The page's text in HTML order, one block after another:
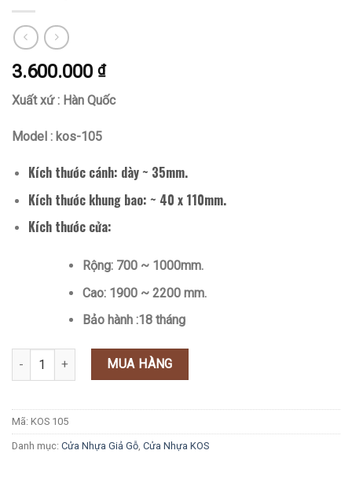
3.600.000 ₫
Xuất xứ : Hàn Quốc
Model : kos-105
Kích thước cánh: dày ~ 35mm.
Kích thước khung bao: ~ 40 x 110mm.
Kích thước cửa:
Rộng: 700 ~ 1000mm.
Cao: 1900 ~ 2200 mm.
Bảo hành :18 tháng
Cửa Nhựa Hàn Quốc TV 105K số lượng
MUA HÀNG
Mã: KOS 105
Danh mục: Cửa Nhựa Giả Gỗ, Cửa Nhựa KOS